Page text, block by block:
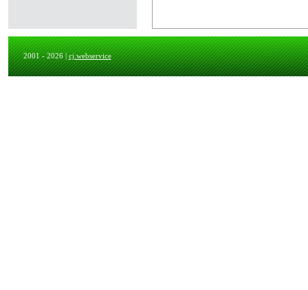
2001 - 2026 |cj.webservice